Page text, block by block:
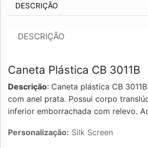
DESCRIÇÃO
DESCRIÇÃO
Caneta Plástica CB 3011B
Descrição: Caneta plástica CB
com anel prata. Possui corpo
inferior emborrachada com relevo.
Personalização: Silk Screen